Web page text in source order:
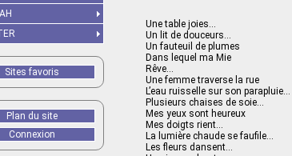
Une table joies…
Un lit de douceurs…
Un fauteuil de plumes
Dans lequel ma Mie
Rêve…
Une femme traverse la rue
L’eau ruisselle sur son parapluie…
Plusieurs chaises de soie…
Mes yeux sont heureux
Mes doigts rient…
La lumière chaude se faufile…
Les fleurs dansent…
Sites favoris
Plan du site
Connexion